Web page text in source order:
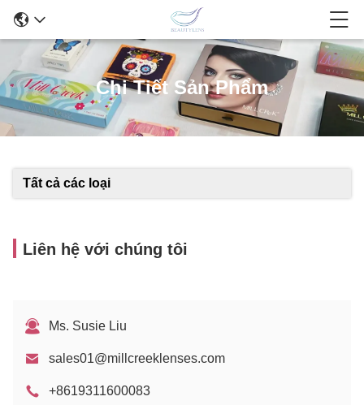
Chi Tiết Sản Phẩm
Tất cả các loại
Liên hệ với chúng tôi
Ms. Susie Liu
sales01@millcreeklenses.com
+8619311600083